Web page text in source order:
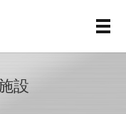
メ
設